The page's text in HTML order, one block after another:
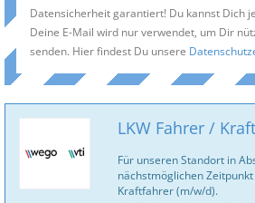
Datensicherheit garantiert! Du kannst Dich
Deine E-Mail wird nur verwendet, um Dir
senden. Hier findest Du unsere
LKW Fahrer /
Für unseren Standort in
nächstmöglichen Zeitpunkt
Kraftfahrer (m/w/d).